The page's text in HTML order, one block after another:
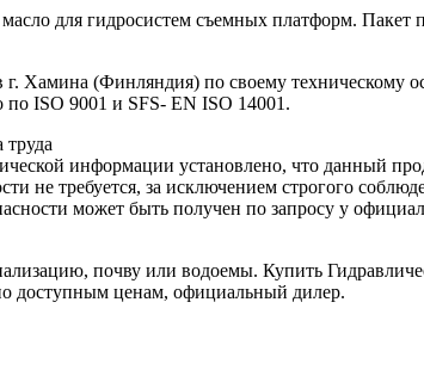
для гидросистем съемных платформ. Пакет
Хамина (Финляндия) по своему техническому
по ISO 9001 и SFS- EN ISO 14001.
труда
информации установлено, что данный
не требуется, за исключением строгого
может быть получен по запросу у
почву или водоемы. Купить
доступным ценам, официальный дилер.